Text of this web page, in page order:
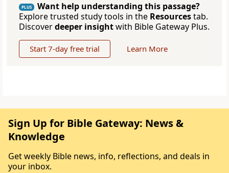
PLUS
Want help understanding this passage?
Explore trusted study tools in the Resourcestab.
Discoverdeeper insightwith Bible Gateway Plus.
Start 7-day free trial Learn More
Sign Up for Bible Gateway: News &
Knowledge
Get weekly Bible news, info, reflections, and deals in
your inbox.